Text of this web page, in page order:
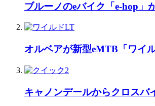
ブルーノのeバイク「e-hop
オルベアが新型eMTB「ワイ
キャノンデールからクロスバ